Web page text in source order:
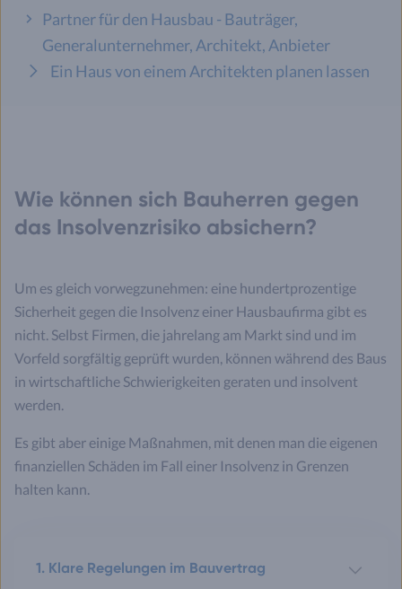
Partner für den Hausbau - Bauträger,
Generalunternehmer, Architekt, Anbieter
Ein Haus von einem Architekten planen lassen
Wie können sich Bauherren gegen
das Insolvenzrisiko absichern?
Um es gleich vorwegzunehmen: eine hundertprozentige
Sicherheit gegen die Insolvenz einer Hausbaufirma gibt es
nicht. Selbst Firmen, die jahrelang am Markt sind und im
Vorfeld sorgfältig geprüft wurden, können während des Baus
in wirtschaftliche Schwierigkeiten geraten und insolvent
werden.
Es gibt aber einige Maßnahmen, mit denen man die eigenen
finanziellen Schäden im Fall einer Insolvenz in Grenzen
halten kann.
1. Klare Regelungen im Bauvertrag